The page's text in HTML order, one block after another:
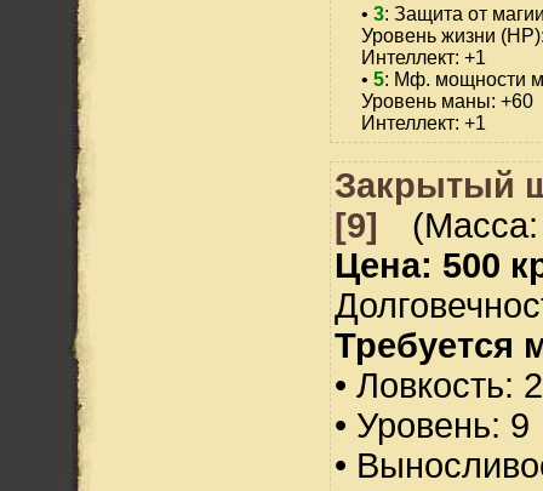
• 3: Защита от
Уровень жизни
Интеллект: +1
• 5: Мф. мощности
Уровень маны: +60
Интеллект: +1
Закрытый
[9]
Цена: 500
Требуется
• Ловкость:
• Уровень: 9
•